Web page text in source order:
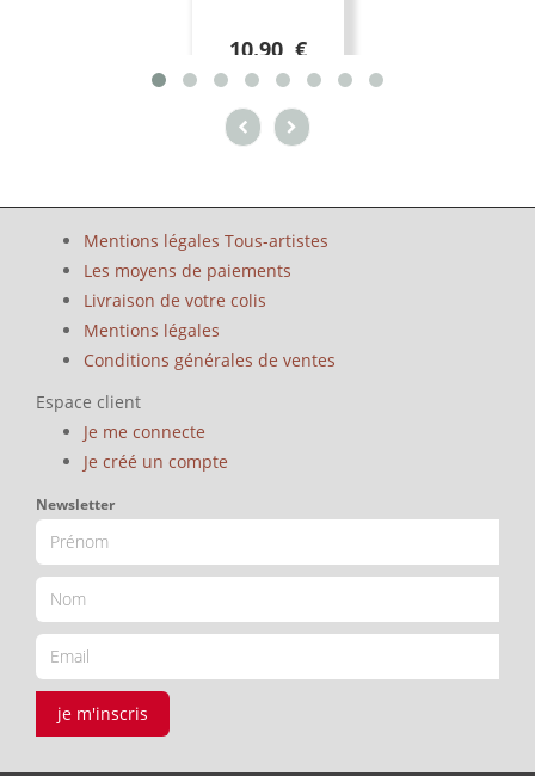
10.90 €
Mentions légales Tous-artistes
Les moyens de paiements
Livraison de votre colis
Mentions légales
Conditions générales de ventes
Espace client
Je me connecte
Je créé un compte
Newsletter
je m'inscris